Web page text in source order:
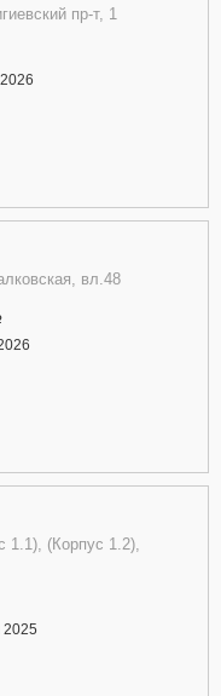
пр-т, 1
вл.48
1.1), (Корпус 1.2),
2025